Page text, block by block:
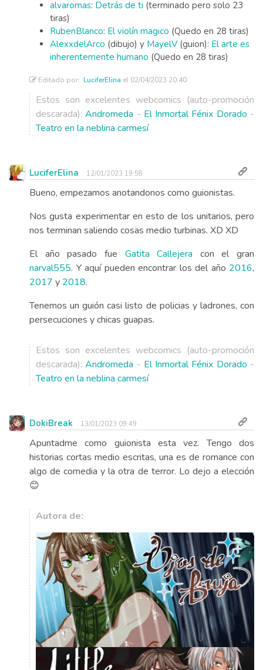
alvaromas: Detrás de ti (terminado pero solo 23
tiras)
RubenBlanco: El violín magico (Quedo en 28 tiras)
AlexxdelArco (dibujo) y MayelV (guion): El arte es
inherentemente humano (Quedo en 28 tiras)
Editado por: LuciferElina el 02/04/2023 20:40
Estos son excelentes webcomics (auto-promoción
descarada):Andromeda - El Inmortal Fénix Dorado -
Teatro en la neblina carmesí
LuciferElina 12/01/2023 19:58
Bueno, empezamos anotandonos como guionistas.
Nos gusta experimentar en esto de los unitarios, pero
nos terminan saliendo cosas medio turbinas. XD XD
El año pasado fue Gatita Callejera con el gran
narval555. Y aquí pueden encontrar los del año 2016,
2017 y 2018.
Tenemos un guión casi listo de policias y ladrones, con
persecuciones y chicas guapas.
Estos son excelentes webcomics (auto-promoción
descarada):Andromeda - El Inmortal Fénix Dorado -
Teatro en la neblina carmesí
DokiBreak 13/01/2023 09:49
Apuntadme como guionista esta vez. Tengo dos
historias cortas medio escritas, una es de romance con
algo de comedia y la otra de terror. Lo dejo a elección
😊
Autora de: